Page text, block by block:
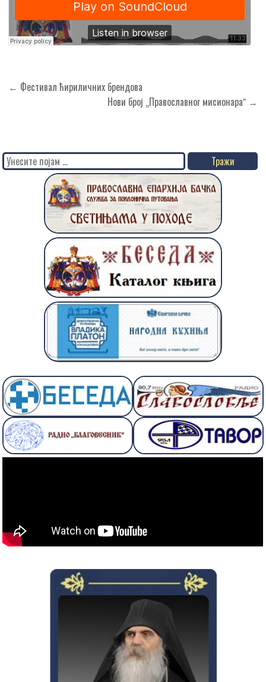
Кретање
← Фестивал ћириличних брендова
Нови број „Православног мисионараˮ →
Search
for: